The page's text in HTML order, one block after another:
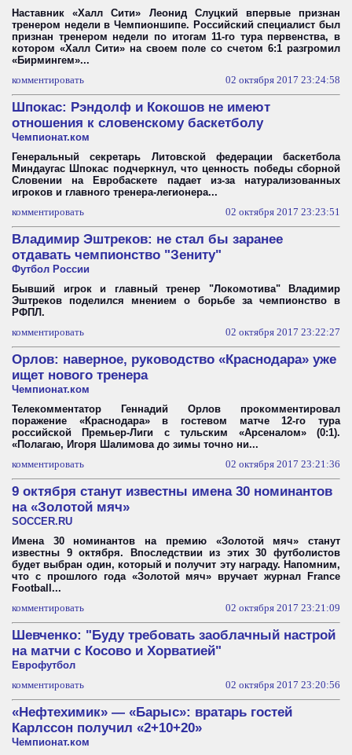
Наставник «Халл Сити» Леонид Слуцкий впервые признан
тренером недели в Чемпионшипе. Российский специалист был
признан тренером недели по итогам 11-го тура первенства, в
котором «Халл Сити» на своем поле со счетом 6:1 разгромил
«Бирмингем»...
комментировать
02 октября 2017 23:24:58
Шпокас: Рэндолф и Кокошов не имеют
отношения к словенскому баскетболу
Чемпионат.ком
Генеральный секретарь Литовской федерации баскетбола
Миндаугас Шпокас подчеркнул, что ценность победы сборной
Словении на Евробаскете падает из-за натурализованных
игроков и главного тренера-легионера...
комментировать
02 октября 2017 23:23:51
Владимир Эштреков: не стал бы заранее
отдавать чемпионство "Зениту"
Футбол России
Бывший игрок и главный тренер "Локомотива" Владимир
Эштреков поделился мнением о борьбе за чемпионство в
РФПЛ.
комментировать
02 октября 2017 23:22:27
Орлов: наверное, руководство «Краснодара» уже
ищет нового тренера
Чемпионат.ком
Телекомментатор Геннадий Орлов прокомментировал
поражение «Краснодара» в гостевом матче 12-го тура
российской Премьер-Лиги с тульским «Арсеналом» (0:1).
«Полагаю, Игоря Шалимова до зимы точно ни...
комментировать
02 октября 2017 23:21:36
9 октября станут известны имена 30 номинантов
на «Золотой мяч»
SOCCER.RU
Имена 30 номинантов на премию «Золотой мяч» станут
известны 9 октября. Впоследствии из этих 30 футболистов
будет выбран один, который и получит эту награду. Напомним,
что с прошлого года «Золотой мяч» вручает журнал France
Football...
комментировать
02 октября 2017 23:21:09
Шевченко: "Буду требовать заоблачный настрой
на матчи с Косово и Хорватией"
Еврофутбол
комментировать
02 октября 2017 23:20:56
«Нефтехимик» — «Барыс»: вратарь гостей
Карлссон получил «2+10+20»
Чемпионат.ком